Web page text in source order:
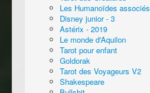
Les Humanoïdes associés
Disney junior - 3
Astérix - 2019
Le monde d'Aquilon
Tarot pour enfant
Goldorak
Tarot des Voyageurs V2
Shakespeare